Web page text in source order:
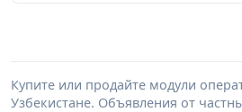
Купите или продайте модули
Узбекистане. Объявления от